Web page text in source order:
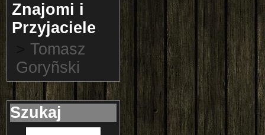
Znajomi i
Przyjaciele
Tomasz
Goryñski
Szukaj